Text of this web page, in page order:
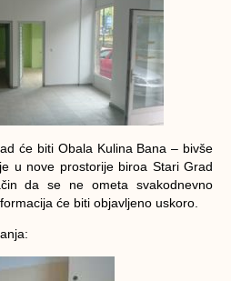
će biti Obala Kulina Bana – bivše
u nove prostorije biroa Stari Grad
da se ne ometa svakodnevno
će biti objavljeno uskoro.